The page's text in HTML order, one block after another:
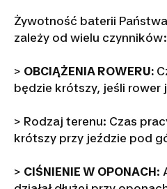
Żywotność baterii
zależy od wielu czynników:
> OBCIĄŻENIA ROWERU:
będzie krótszy, jeśli rower
> Rodzaj terenu: Czas
krótszy przy jeździe pod
> CIŚNIENIE W OPONACH: